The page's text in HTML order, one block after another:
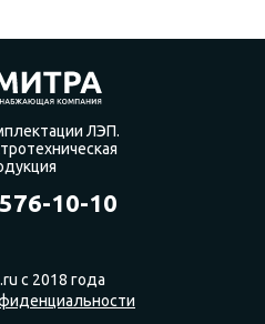
ЛЭП.
10-10
с 2018 года